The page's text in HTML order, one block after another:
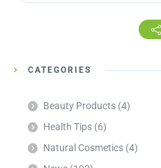
CATEGORIES
Beauty Products (4)
Health Tips (6)
Natural Cosmetics (4)